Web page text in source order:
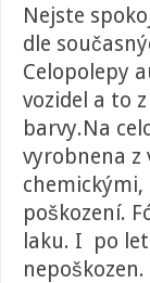
Nejste
dle
Celopolepy
vozidel a to
barvy.Na
vyrobnena z
poškození.
laku. I po
nepoškozen.